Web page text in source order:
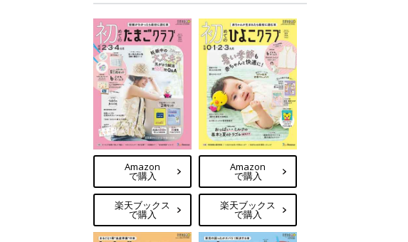
Amazon
で購入
楽天ブックス
で購入
Amazon
で購入
楽天ブックス
で購入